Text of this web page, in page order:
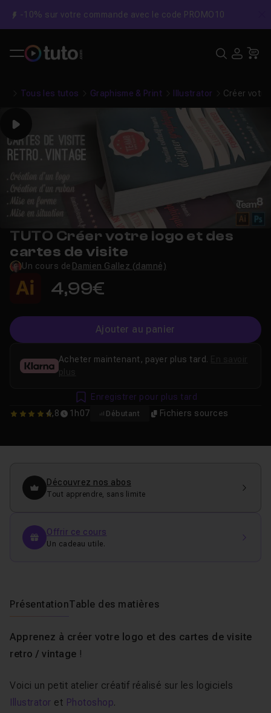
-10% sur votre commande avec le code PROMO10
Tous les tutos Graphisme & Print Illustrator Créer
Play
TUTO Créer votre logo et des
cartes de visite
Un cours de Damien Gallez (damné)
4,99€
Ajouter au panier
4.7916666666667
4,8 1h07 Débutant Fichiers sources
Acheter maintenant, payer plus tard.
plus
Enregistrer pour plus tard
Découvrez nos abos
Tout apprendre, sans limite
Offrir ce cours
Un cadeau utile.
PrésentationTable des matières
Apprenez à créer votre logo et des cartes de visite
retro / vintage !
Voici un petit atelier créatif réalisé sur les logiciels
Illustrator et Photoshop.